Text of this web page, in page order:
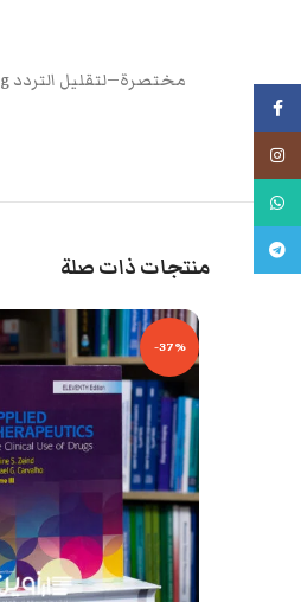
منتجات ذات صلة
-37%
واتس اب